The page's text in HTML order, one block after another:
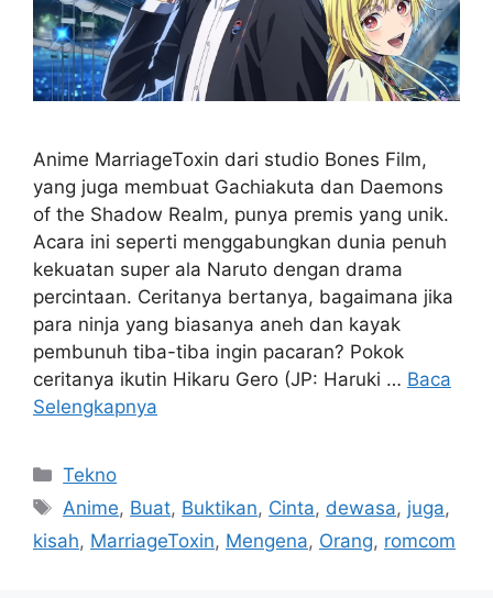
Anime MarriageToxin dari studio Bones Film,
yang juga membuat Gachiakuta dan Daemons
of the Shadow Realm, punya premis yang unik.
Acara ini seperti menggabungkan dunia penuh
kekuatan super ala Naruto dengan drama
percintaan. Ceritanya bertanya, bagaimana jika
para ninja yang biasanya aneh dan kayak
pembunuh tiba-tiba ingin pacaran? Pokok
ceritanya ikutin Hikaru Gero (JP: Haruki … Baca
Selengkapnya
Kategori
Tekno
Tag
Anime, Buat, Buktikan, Cinta, dewasa, juga,
kisah, MarriageToxin, Mengena, Orang, romcom